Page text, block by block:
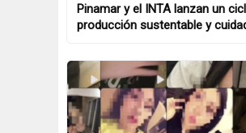
Pinamar y el INTA lanzan un
producción sustentable y